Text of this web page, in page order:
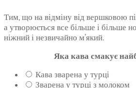
Тим, що на відміну від вершковою
а утворюється все більше і більше
ніжний і незвичайно м’який.
Яка кава смакує
Кава зварена у турці
Зварена у турці з молоком